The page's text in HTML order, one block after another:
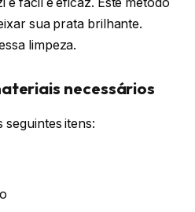
sua prata brilhante.
limpeza.
necessários
seguintes itens: